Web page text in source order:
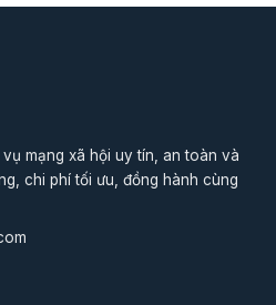
mạng xã hội uy tín, an toàn và
chi phí tối ưu, đồng hành cùng